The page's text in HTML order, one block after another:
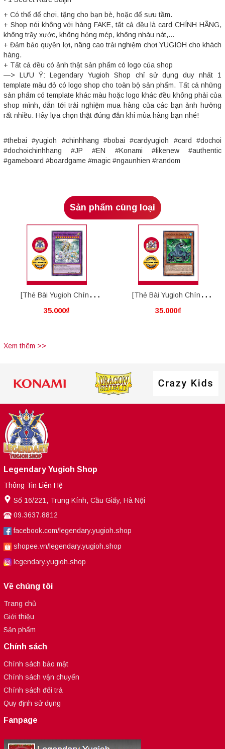
+ Có thể để chơi, tặng cho bạn bè, hoặc để sưu tầm.
+ Shop nói không với hàng FAKE, tất cả đều là card CHÍNH HÃNG,
không trầy xước, không hỏng mép, không nhàu nát,...
+ Đảm bảo quyền lợi, nâng cao trải nghiệm chơi YUGIOH cho khách
hàng.
+ Tất cả đều có ảnh thật sản phẩm có logo của shop
—> LƯU Ý: Legendary Yugioh Shop chỉ sử dụng duy nhất 1
template màu đỏ có logo shop cho toàn bộ sản phẩm. Tất cả những
sản phẩm có template khác màu hoặc logo khác đều không phải của
shop mình, dẫn tới trải nghiệm mua hàng của các bạn ảnh hưởng
rất nhiều. Hãy lựa chọn thật đúng đắn khi mùa hàng bạn nhé!
#thebai #yugioh #chinhhang #bobai #cardyugioh #card #dochoi
#dochoichinhhang #JP #EN #Konami #likenew #authentic
#gameboard #boardgame #magic #ngaunhien #random
Sản phẩm cùng loại
[Thẻ Bài Yugioh Chính
Hãng] Ultimate Crystal
35.000₫
[Thẻ Bài Yugioh Chính
Hãng] Advanced Crystal
35.000₫
Xem thêm >>
Legendary Yugioh Shop
Thông Tin Liên Hệ
Số 16/221, Trung Kính, Cầu Giấy, Hà Nội
09.3637.8812
facebook.com/legendary.yugioh.shop
shopee.vn/legendary.yugioh.shop
legendary.yugioh.shop
Về chúng tôi
Trang chủ
Giới thiệu
Sản phẩm
Chính sách
Chính sách bảo mật
Chính sách vận chuyển
Chính sách đổi trả
Quy định sử dụng
Fanpage